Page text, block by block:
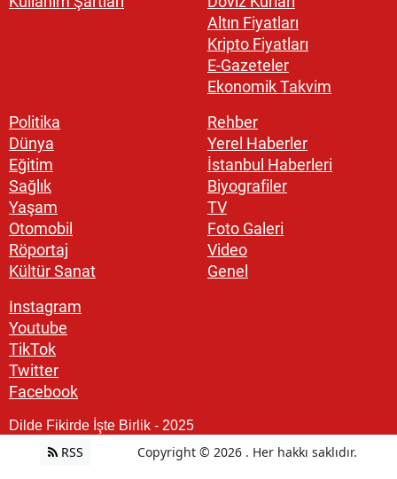
Altın Fiyatları
Kripto Fiyatları
E-Gazeteler
Ekonomik Takvim
Politika
Dünya
Eğitim
Sağlık
Yaşam
Otomobil
Röportaj
Kültür Sanat
Rehber
Yerel Haberler
İstanbul Haberleri
Biyografiler
TV
Foto Galeri
Video
Genel
Instagram
Youtube
TikTok
Twitter
Facebook
Dilde Fikirde İşte Birlik - 2025
RSS Copyright © 2026 . Her hakkı saklıdır.